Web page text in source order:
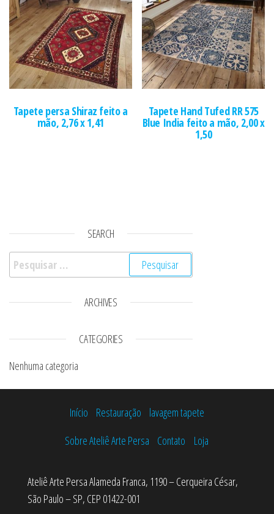
Tapete persa Shiraz feito a
mão, 2,76 x 1,41
Tapete Hand Tufed RR 575
Blue India feito a mão, 2,00 x
1,50
SEARCH
Pesquisar por:
ARCHIVES
CATEGORIES
Nenhuma categoria
Início Restauração
lavagem tapete
Sobre Ateliê Arte Persa
Contato Loja
Ateliê Arte Persa Alameda Franca, 1190 – Cerqueira César,
São Paulo – SP, CEP 01422-001